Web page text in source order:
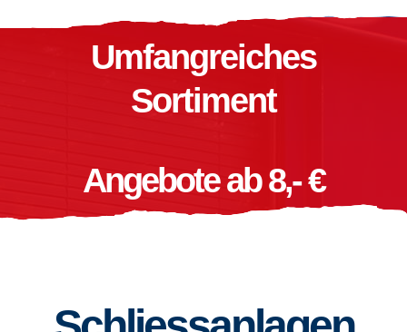
Umfangreiches
Sortiment
Angebote ab 8,- €